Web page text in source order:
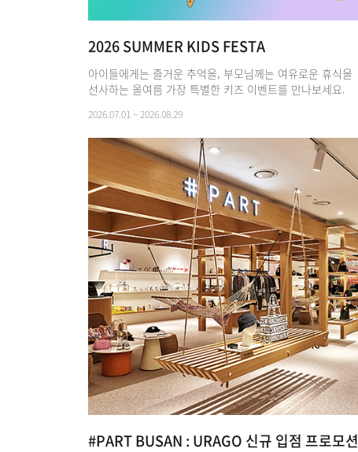
2026 SUMMER KIDS FESTA
아이들에게는 즐거운 추억을, 부모님께는 여유로운 휴식을
선사하는 올여름 가장 특별한 키즈 이벤트를 만나보세요.
2026.07.01 ~ 2026.08.29
#PART BUSAN : URAGO 신규 입점 프로모션